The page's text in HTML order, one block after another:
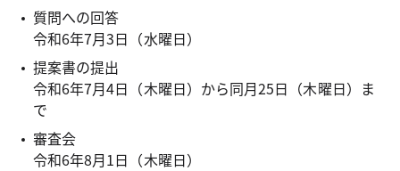
質問への回答
令和6年7月3日（水曜日）
提案書の提出
令和6年7月4日（木曜日）から同月25日（木曜日）ま
で
審査会
令和6年8月1日（木曜日）